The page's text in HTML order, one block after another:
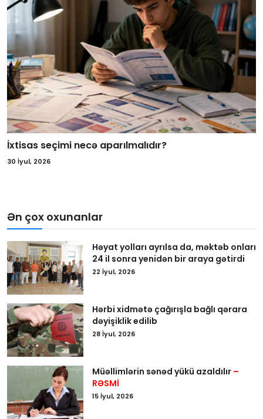
İxtisas seçimi necə aparılmalıdır?
30 İyul, 2026
Ən çox oxunanlar
Həyat yolları ayrılsa da, məktəb onları
24 il sonra yenidən bir araya gətirdi
22 İyul, 2026
Hərbi xidmətə çağırışla bağlı qərara
dəyişiklik edilib
28 İyul, 2026
Müəllimlərin sənəd yükü azaldılır –
RƏSMİ
15 İyul, 2026